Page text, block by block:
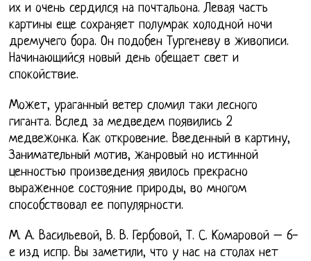
их и очень сердился на почтальона. Левая часть
картины еще сохраняет полумрак холодной ночи
дремучего бора. Он подобен Тургеневу в живописи.
Начинающийся новый день обещает свет и
спокойствие.
Может, ураганный ветер сломил таки лесного
гиганта. Вслед за медведем появились 2
медвежонка. Как откровение. Введенный в картину,
Занимательный мотив, жанровый но истинной
ценностью произведения явилось прекрасно
выраженное состояние природы, во многом
способствовал ее популярности.
М. А. Васильевой, В. В. Гербовой, Т. С. Комаровой – 6-
е изд испр. Вы заметили, что у нас на столах нет